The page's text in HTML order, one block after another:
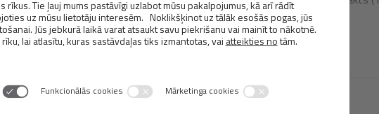
Metabolizējama enerģija:4,180 kcal/kg.